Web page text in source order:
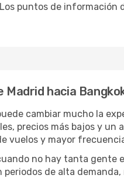
puntos de
Madrid hacia
cambiar mucho la
precios más bajos y un
vuelos y mayor
no hay tanta gente
de alta